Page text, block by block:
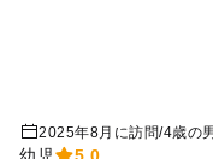
2025年8月に訪問/4歳の